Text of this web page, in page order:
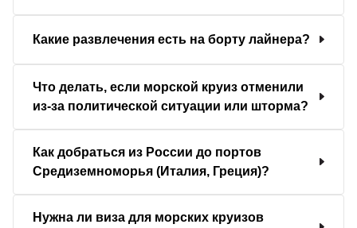
Какие развлечения есть на борту лайнера?
Что делать, если морской круиз отменили
из-за политической ситуации или шторма?
Как добраться из России до портов
Средиземноморья (Италия, Греция)?
Нужна ли виза для морских круизов